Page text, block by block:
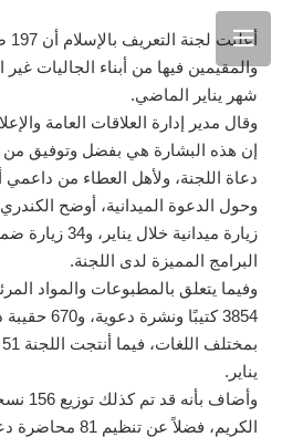
والمقيمين فيها من أبناء الجاليات غير
شهر يناير الماضي.
وقال مدير إدارة العلاقات العامة
إن هذه البشارة هي بفضل وتوفيق من
دعاة اللجنة، ولأهل العطاء من داعمي
زيارة ميدانية
البرامج المميزة لدى اللجنة.
وفيما يتعلق بالمطبوعات والمواد
يناير.
وأضاف
الكريم، فضلاً عن